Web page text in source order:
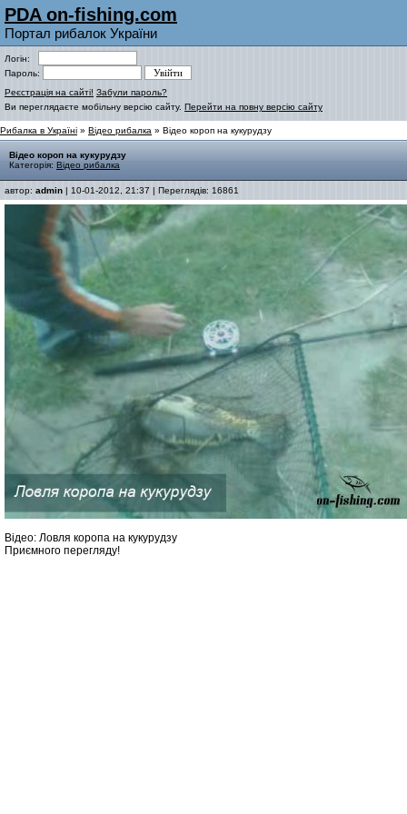
PDA on-fishing.com
Портал рибалок України
Логін:
Пароль:
Реєстрація на сайті! Забули пароль?
Ви переглядаєте мобільну версію сайту. Перейти на повну версію сайту
Рибалка в Україні » Відео рибалка » Відео короп на кукурудзу
Відео короп на кукурудзу
Категорія: Відео рибалка
автор: admin | 10-01-2012, 21:37 | Переглядів: 16861
Відео: Ловля коропа на кукурудзу
Приємного перегляду!